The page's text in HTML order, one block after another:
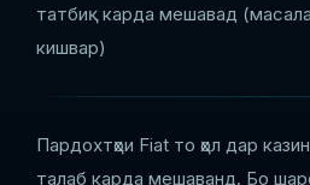
татбиқ карда мешавад
кишвар)
Пардохтҳои Fiat то ҳол дар
талаб карда мешаванд. Бо